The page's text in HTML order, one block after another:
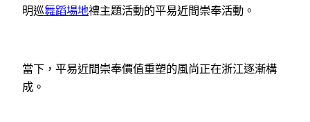
明巡舞蹈場地禮主題活動的平易近間崇奉活動。
當下，平易近間崇奉價值重塑的風尚正在浙江逐漸構
成。